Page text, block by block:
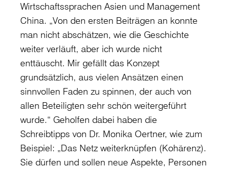
Wirtschaftssprachen Asien und Management
China. „Von den ersten Beiträgen an konnte
man nicht abschätzen, wie die Geschichte
weiter verläuft, aber ich wurde nicht
enttäuscht. Mir gefällt das Konzept
grundsätzlich, aus vielen Ansätzen einen
sinnvollen Faden zu spinnen, der auch von
allen Beteiligten sehr schön weitergeführt
wurde.“ Geholfen dabei haben die
Schreibtipps von Dr. Monika Oertner, wie zum
Beispiel: „Das Netz weiterknüpfen (Kohärenz).
Sie dürfen und sollen neue Aspekte, Personen